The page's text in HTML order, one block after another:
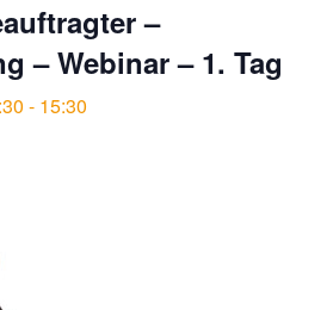
–
– Webinar – 1. Tag
- 15:30